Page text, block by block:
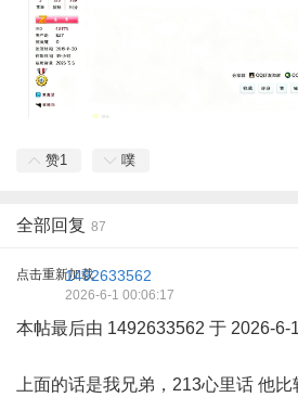
赞1 噗
全部回复 87
点击重新加载1492633562
2026-6-1 00:06:17
本帖最后由 1492633562 于 2026-6-
上面的话是我兄弟，213心里话 他